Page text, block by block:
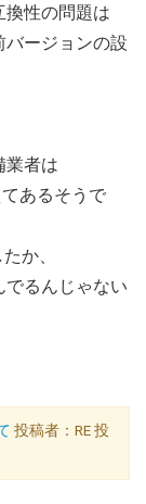
換性の問題は
ージョンの設
業者は
あるそうで
か、
るんじゃない
投稿者：RE 投